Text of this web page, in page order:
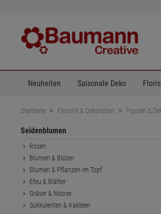
Neuheiten Saisonale Deko
Startseite Floristik & Dekoration Figuren &
Seidenblumen
Rosen
Blumen & Blüten
Blumen & Pflanzen im Topf
Efeu & Blätter
Gräser & Moose
Sukkulenten & Kakteen